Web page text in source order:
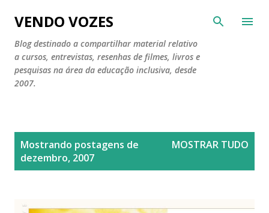
Pular para o conteúdo principal
VENDO VOZES
Blog destinado a compartilhar material relativo
a cursos, entrevistas, resenhas de filmes, livros e
pesquisas na área da educação inclusiva, desde
2007.
Mostrando postagens de
dezembro, 2007
MOSTRAR TUDO